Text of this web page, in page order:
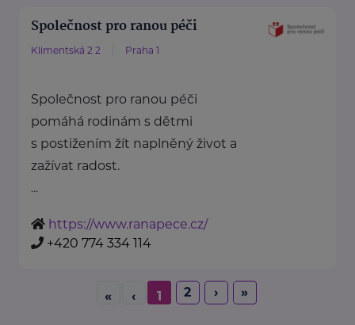
Společnost pro ranou péči
Klimentská 2 2 Praha 1
Společnost pro ranou péči
pomáhá rodinám s dětmi
s postižením žít naplněný život a
zažívat radost.
...
https://www.ranapece.cz/
+420 774 334 114
« ‹ 1 2 › »